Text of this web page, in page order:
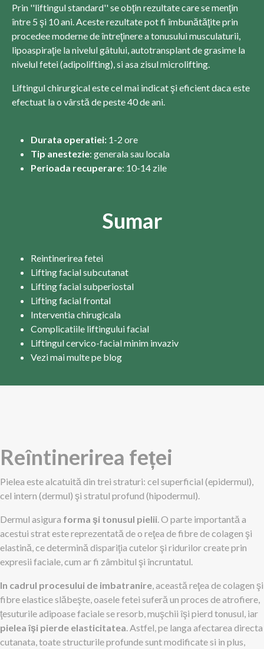
Prin ''liftingul standard'' se obţin rezultate care se menţin
între 5 şi 10 ani. Aceste rezultate pot fi îmbunătăţite prin
procedee moderne de întreţinere a tonusului musculaturii,
lipoaspiraţie la nivelul gâtului, autotransplant de grasime la
nivelul fetei (adipolifting), si asa zisul microlifting.
Liftingul chirurgical este cel mai indicat şi eficient daca este
efectuat la o vârstă de peste 40 de ani.
Durata operatiei: 1-2 ore
Tip anestezie: generala sau locala
Perioada recuperare: 10-14 zile
Sumar
Reintinerirea fetei
Lifting facial subcutanat
Lifting facial subperiostal
Lifting facial frontal
Interventia chirugicala
Complicatiile liftingului facial
Liftingul cervico-facial minim invaziv
Vezi mai multe pe blog
Reîntinerirea feței
Pielea este alcatuită din trei straturi: cel superficial (epidermul),
cel intern (dermul) şi stratul profund (hipodermul).
Dermul asigura forma şi tonusul pielii. O parte importantă a
acestui strat este reprezentată de o reţea de fibre de colagen şi
elastină, ce determină dispariţia cutelor şi ridurilor create prin
expresii faciale, cum ar fi zâmbitul şi încruntatul.
In cadrul procesului de imbatranire, această reţea de colagen şi
fibre elastice slăbeşte, oasele fetei suferă un proces de atrofiere,
ţesuturile adipoase faciale se resorb, muşchii îşi pierd tonusul, iar
pielea îşi pierde elasticitatea. Astfel, pe langa afectarea directa
cutanata, toate structurile profunde sunt modificate si in plus,